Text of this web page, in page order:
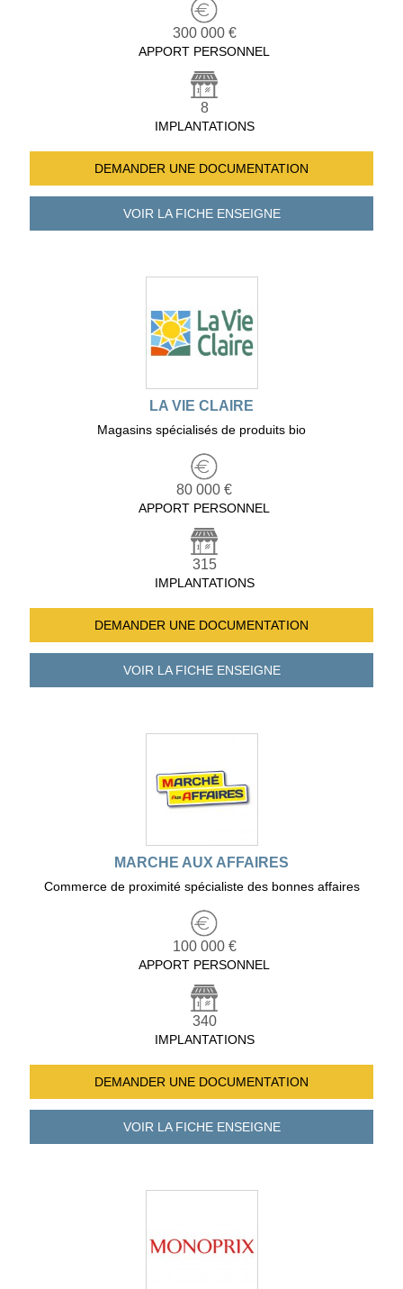
300 000 €
APPORT PERSONNEL
8
IMPLANTATIONS
DEMANDER UNE DOCUMENTATION
VOIR LA FICHEENSEIGNE
LA VIE CLAIRE
Magasins spécialisés de produits bio
80 000 €
APPORT PERSONNEL
315
IMPLANTATIONS
DEMANDER UNE DOCUMENTATION
VOIR LA FICHEENSEIGNE
MARCHE AUX AFFAIRES
Commerce de proximité spécialiste des bonnes affaires
100 000 €
APPORT PERSONNEL
340
IMPLANTATIONS
DEMANDER UNE DOCUMENTATION
VOIR LA FICHEENSEIGNE